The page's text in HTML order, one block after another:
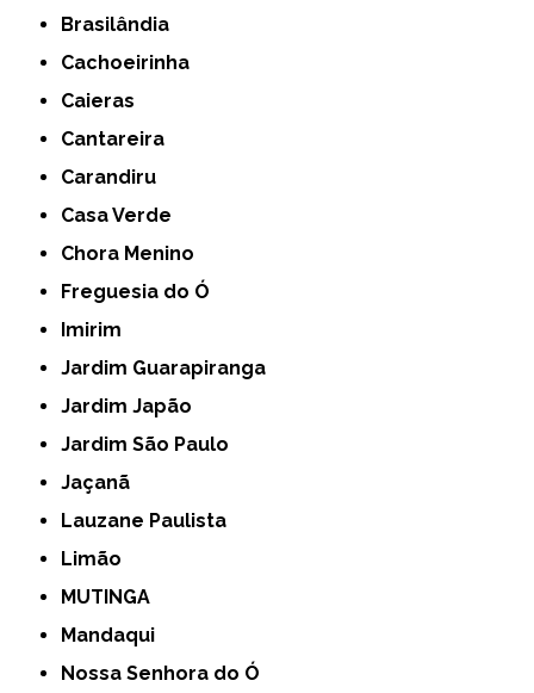
Brasilândia
Cachoeirinha
Caieras
Cantareira
Carandiru
Casa Verde
Chora Menino
Freguesia do Ó
Imirim
Jardim Guarapiranga
Jardim Japão
Jardim São Paulo
Jaçanã
Lauzane Paulista
Limão
MUTINGA
Mandaqui
Nossa Senhora do Ó